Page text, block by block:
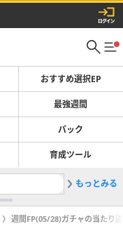
おすすめ選択EP
最強週間
パック
育成ツール
2
もっとみる
週間FP(05/28)ガチャの当たり